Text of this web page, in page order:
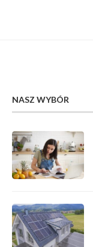
NASZ WYBÓR